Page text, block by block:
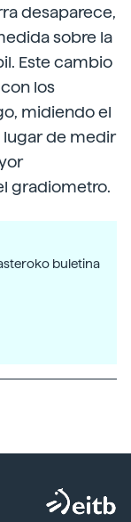
desaparece,
sobre la
Este cambio
los
midiendo el
de medir
gradiometro.
buletina